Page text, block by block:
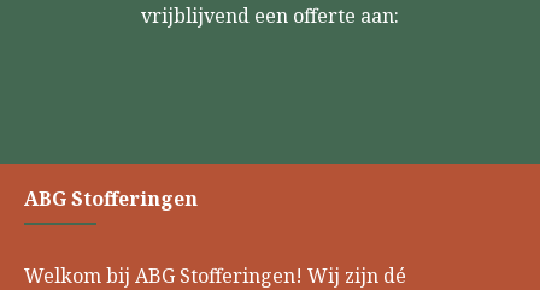
vrijblijvend een offerte aan:
ABG Stofferingen
Welkom bij ABG Stofferingen! Wij zijn dé